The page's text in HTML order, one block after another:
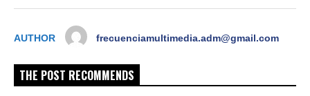
AUTHOR frecuenciamultimedia.adm@gmail.com
THE POST RECOMMENDS